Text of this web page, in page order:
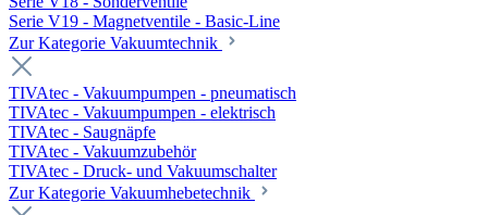
Serie V19 - Magnetventile - Basic-Line
Zur Kategorie Vakuumtechnik
TIVAtec - Vakuumpumpen - pneumatisch
TIVAtec - Vakuumpumpen - elektrisch
TIVAtec - Saugnäpfe
TIVAtec - Vakuumzubehör
TIVAtec - Druck- und Vakuumschalter
Zur Kategorie Vakuumhebetechnik